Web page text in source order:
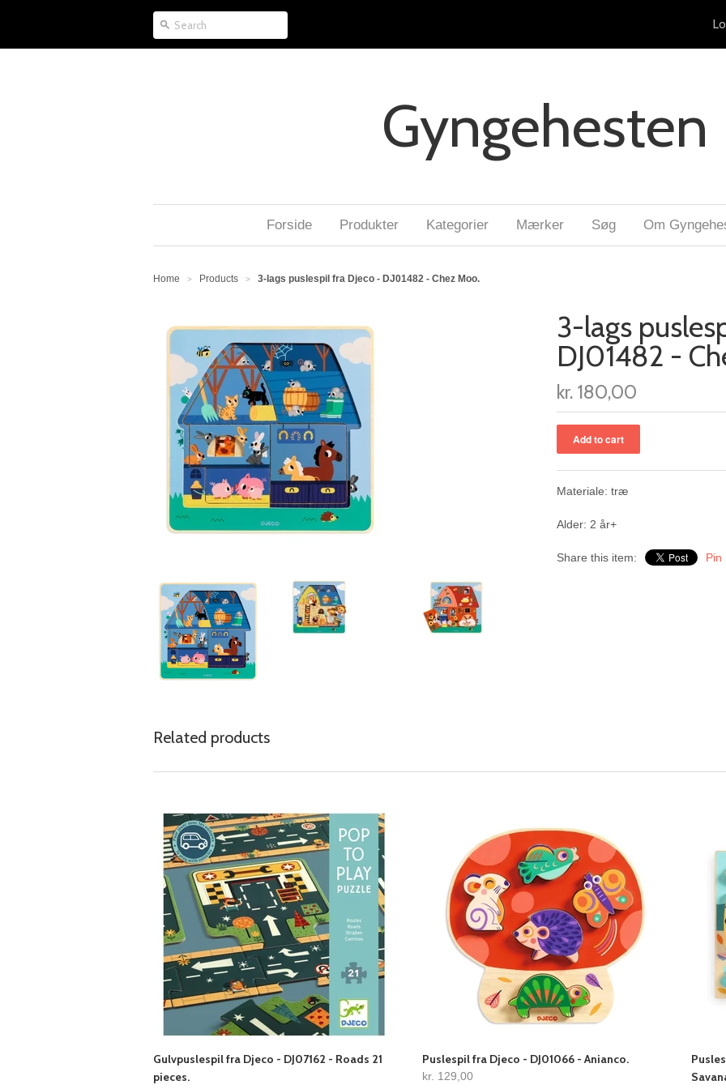
Gyngehesten
Forside Produkter Kategorier Mærker Søg Om
Home > Products > 3-lags puslespil fra Djeco - DJ01482 - Chez Moo.
3-lags
DJ01482 -
kr. 180,00
Materiale: træ
Alder: 2 år+
Share this item: Pin
Related products
Gulvpuslespil fra Djeco - DJ07162 - Roads 21
pieces.
Puslespil fra Djeco - DJ01066 - Anianco.
kr. 129,00